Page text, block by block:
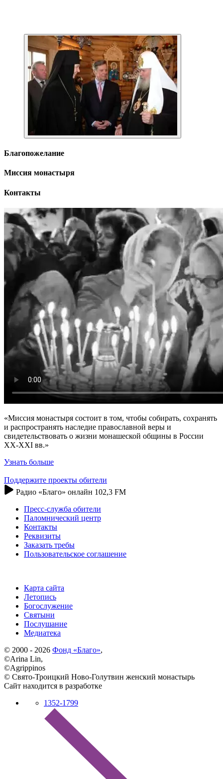
Благопожелание
Миссия монастыря
Контакты
«Миссия монастыря состоит в том, чтобы собирать, сохранять
и распространять наследие православной веры и
свидетельствовать о жизни монашеской общины в России
XX-XXI вв.»
Узнать больше
Поддержите проекты обители
Радио «Благо» онлайн 102,3 FM
Пресс-служба обители
Паломнический центр
Контакты
Реквизиты
Заказать требы
Пользовательское соглашение
Карта сайта
Летопись
Богослужение
Святыни
Послушание
Медиатека
© 2000 - 2026 Фонд «Благо»,
©Arina Lin,
©Agrippinos
© Свято-Троицкий Ново-Голутвин женский монастырь
Сайт находится в разработке
1352-1799